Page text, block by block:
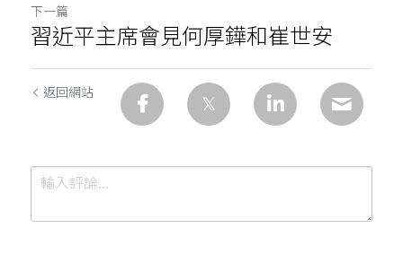
下一篇
習近平主席會見何厚鏵和崔世安
返回網站